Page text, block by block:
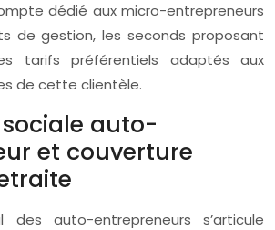
dédié aux micro-entrepreneurs
de gestion, les seconds proposant
tarifs préférentiels adaptés aux
de cette clientèle.
auto-
et couverture
des auto-entrepreneurs s’articule